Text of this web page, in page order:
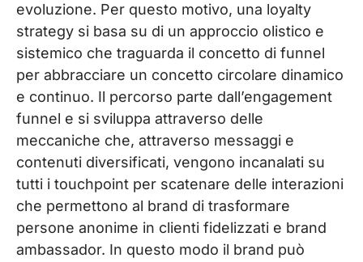
evoluzione. Per questo motivo, una loyalty
strategy si basa su di un approccio olistico e
sistemico che traguarda il concetto di funnel
per abbracciare un concetto circolare dinamico
e continuo. Il percorso parte dall’engagement
funnel e si sviluppa attraverso delle
meccaniche che, attraverso messaggi e
contenuti diversificati, vengono incanalati su
tutti i touchpoint per scatenare delle interazioni
che permettono al brand di trasformare
persone anonime in clienti fidelizzati e brand
ambassador. In questo modo il brand può